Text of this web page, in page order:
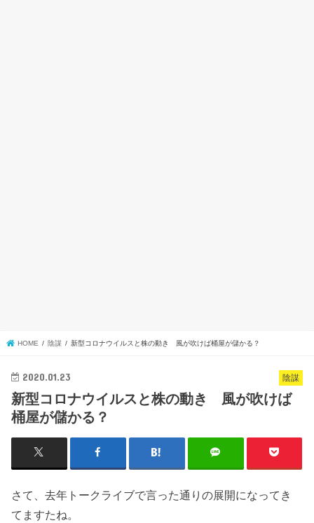
HOME 陰謀 新型コロナウイルスと株の動き 風が吹けば桶屋が儲かる？
陰謀
2020.01.23
新型コロナウイルスと株の動き 風が吹けば
桶屋が儲かる？
さて、去年トークライブで言った通りの展開になってき
てますたね。